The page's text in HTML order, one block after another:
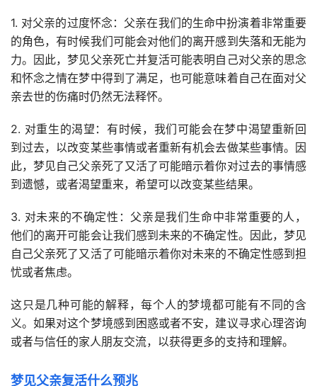
1. 对父亲的过度怀念：父亲在我们的生命中扮演着非常重要
的角色，有时候我们可能会对他们的离开感到失落和无能为
力。因此，梦见父亲死亡并复活可能表明自己对父亲的思念
和怀念之情在梦中得到了满足，也可能意味着自己在面对父
亲去世的伤痛时仍然无法释怀。
2. 对重生的渴望：有时候，我们可能会在梦中渴望重新回
到过去，以改变某些事情或者重新有机会去做某些事情。因
此，梦见自己父亲死了又活了可能暗示着你对过去的事情感
到遗憾，或者渴望重来，希望可以改变某些结果。
3. 对未来的不确定性：父亲是我们生命中非常重要的人，
他们的离开可能会让我们感到未来的不确定性。因此，梦见
自己父亲死了又活了可能暗示着你对未来的不确定性感到担
忧或者焦虑。
这只是几种可能的解释，每个人的梦境都可能有不同的含
义。如果对这个梦境感到困惑或者不安，建议寻求心理咨询
或者与信任的家人朋友交流，以获得更多的支持和理解。
梦见父亲复活什么预兆